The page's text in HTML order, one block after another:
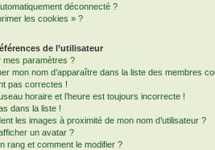
déconnecté ?
les cookies » ?
de l’utilisateur
mes paramètres ?
mon nom d’apparaître dans la liste des membres
pas correctes !
horaire et l’heure est toujours incorrecte !
dans la liste !
les images à proximité de mon nom d’utilisateur ?
un avatar ?
rang et comment le modifier ?